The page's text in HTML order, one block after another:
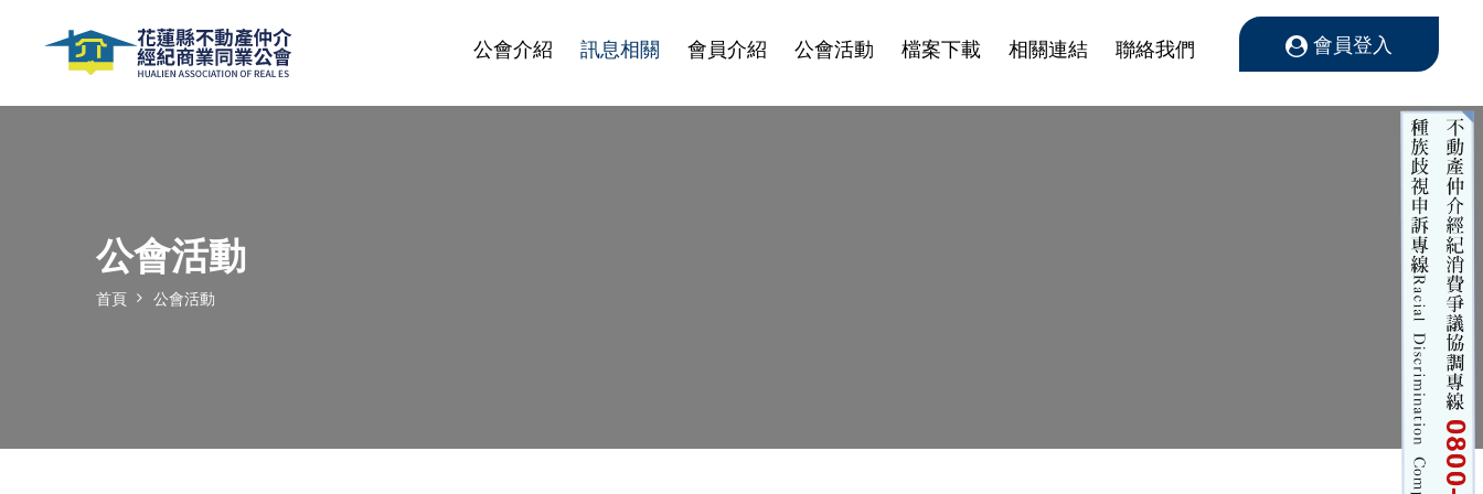
公會介紹 訊息相關 會員介紹 公會活動 檔案下載 相關連結 聯絡我們 會員登入
公會活動
首頁 公會活動